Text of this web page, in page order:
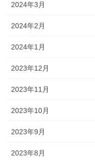
2024年3月
2024年2月
2024年1月
2023年12月
2023年11月
2023年10月
2023年9月
2023年8月